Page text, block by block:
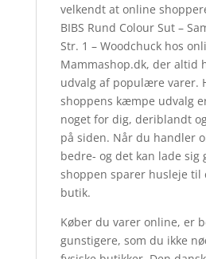
velkendt at online
BIBS Rund Colour Sut –
Str. 1 – Woodchuck hos
Mammashop.dk, der altid
udvalg af populære varer.
shoppens kæmpe udvalg
noget for dig, deriblandt
på siden. Når du handler
bedre- og det kan lade sig
shoppen sparer husleje til
butik.
Køber du varer online, er
gunstigere, som du ikke